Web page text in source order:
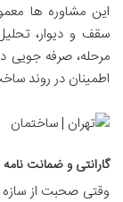
این مشاوره ها
سقف و دیوار،
مرحله، صرفه جویی
اطمینان در روند
گارانتی و ضمانت
وقتی صحبت از سازه